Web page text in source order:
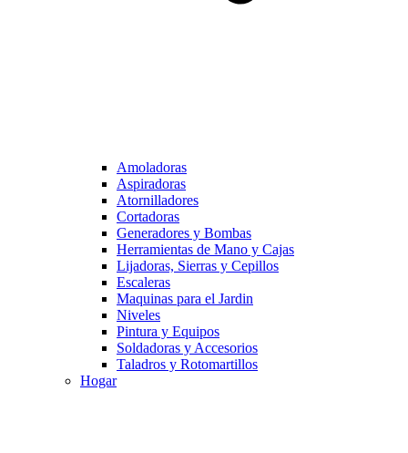
Amoladoras
Aspiradoras
Atornilladores
Cortadoras
Generadores y Bombas
Herramientas de Mano y Cajas
Lijadoras, Sierras y Cepillos
Escaleras
Maquinas para el Jardin
Niveles
Pintura y Equipos
Soldadoras y Accesorios
Taladros y Rotomartillos
Hogar